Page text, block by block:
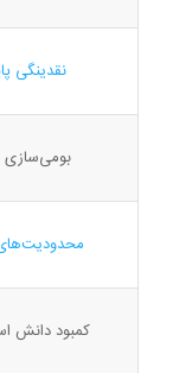
نقدینگی
کمبود دانش